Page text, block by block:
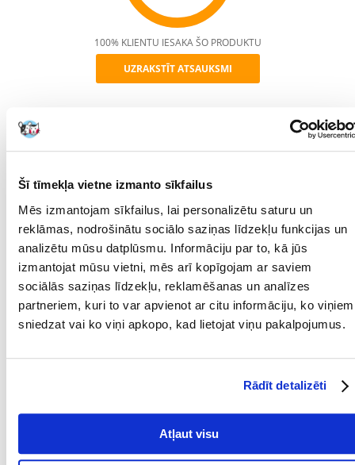
Šī tīmekļa vietne izmanto sīkfailus
Mēs izmantojam sīkfailus, lai personalizētu saturu un
reklāmas, nodrošinātu sociālo saziņas līdzekļu funkcijas un
analizētu mūsu datplūsmu. Informāciju par to, kā jūs
izmantojat mūsu vietni, mēs arī kopīgojam ar saviem
sociālās saziņas līdzekļu, reklamēšanas un analīzes
partneriem, kuri to var apvienot ar citu informāciju, ko viņiem
sniedzat vai ko viņi apkopo, kad lietojat viņu pakalpojumus.
Rādīt detalizēti
Atļaut visu
Recommend
100% KLIENTU IESAKA ŠO PRODUKTU
UZRAKSTĪT ATSAUKSMI
APRAKSTS
ATSAUKSMES
FOTOGRĀFIJA
Praktiska dubultā bļoda no izturīgas plastmasas no Trixie, ideāli
piemērota sunim vai kaķim. Divas bļodas ar tilpumu 200 ml katra ļauj
vienlaikus pasniegt barību un ūdeni vienā ērtajā komplektā. Ideāls
risinājums ikdienas lietošanai mājās vai ceļojumos.
Viegli tīrāma, viegla un stabila — nodrošina komfortu jūsu mīluļa
maltīšu laikā.
Materiāls: plastmasa
KRĀSA: DAŽĀDAS KRĀSAS
Plastmasa